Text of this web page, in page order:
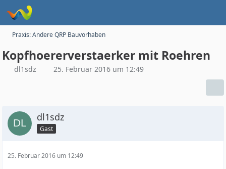
Praxis: Andere QRP Bauvorhaben
Kopfhoererverstaerker mit Roehren
dl1sdz 25. Februar 2016 um 12:49
dl1sdz
Gast
25. Februar 2016 um 12:49